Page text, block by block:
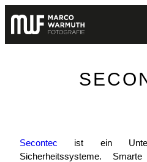
Zum
Inhalt
springen
Secontec ist ein
Sicherheitssysteme.